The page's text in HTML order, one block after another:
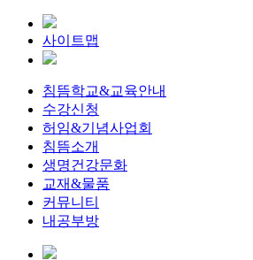
사이트맵
침뜸학교&교육안내
수강신청
허임&기념사업회
침뜸소개
생명건강문화
교재&물품
커뮤니티
내공부방